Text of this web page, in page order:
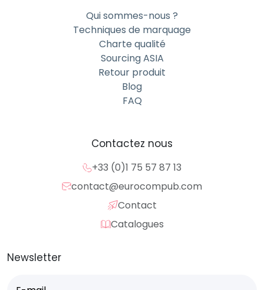
Qui sommes-nous ?
Techniques de marquage
Charte qualité
Sourcing ASIA
Retour produit
Blog
FAQ
Contactez nous
+33 (0)1 75 57 87 13
contact@eurocompub.com
Contact
Catalogues
Newsletter